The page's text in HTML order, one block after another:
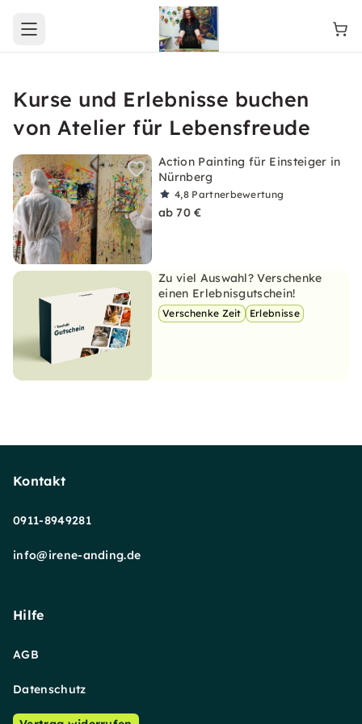
Open main menu
Kurse und Erlebnisse buchen
von Atelier für Lebensfreude
Action Painting für Einsteiger in
Nürnberg
4,8 Partnerbewertung
ab 70 €
Zu viel Auswahl? Verschenke
einen Erlebnisgutschein!
Verschenke Zeit Erlebnisse
Kontakt
0911-8949281
info@irene-anding.de
Hilfe
AGB
Datenschutz